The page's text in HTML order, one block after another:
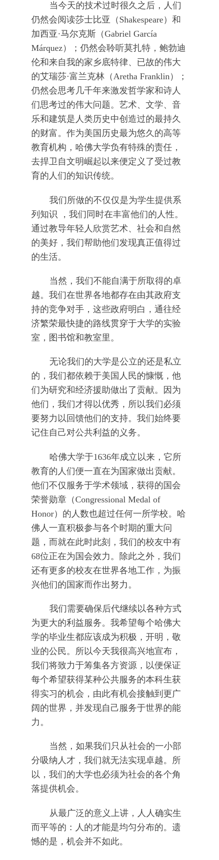
当今天的技术过时很久之后，人们
仍然会阅读莎士比亚（Shakespeare）和
加西亚·马尔克斯（Gabriel García
Márquez）；仍然会聆听莫扎特，鲍勃迪
伦和来自我的家乡底特律、已故的伟大
的艾瑞莎·富兰克林（Aretha Franklin）；
仍然会思考几千年来激发哲学家和诗人
们思考过的伟大问题。艺术、文学、音
乐和建筑是人类历史中创造过的最持久
的财富。作为美国历史最为悠久的高等
教育机构，哈佛大学负有特殊的责任，
去捍卫自文明崛起以来便定义了受过教
育的人们的知识传统。
我们所做的不仅仅是为学生提供系
列知识 ，我们同时在丰富他们的人性。
通过教导年轻人欣赏艺术、社会和自然
的美好，我们帮助他们发现真正值得过
的生活。
当然，我们不能自满于所取得的卓
越。我们在世界各地都存在由其政府支
持的竞争对手，这些政府明白，通往经
济繁荣最快捷的路线贯穿于大学的实验
室，图书馆和教室里。
无论我们的大学是公立的还是私立
的，我们都依赖于美国人民的慷慨，他
们为研究和经济援助做出了贡献。因为
他们，我们才得以优秀，所以我们必须
要努力以回馈他们的支持。我们始终要
记住自己对公共利益的义务。
哈佛大学于1636年成立以来，它所
教育的人们便一直在为国家做出贡献。
他们不仅服务于学术领域，获得的国会
荣誉勋章（Congressional Medal of
Honor）的人数也超过任何一所学校。哈
佛人一直积极参与各个时期的重大问
题，而就在此时此刻，我们的校友中有
68位正在为国会效力。除此之外，我们
还有更多的校友在世界各地工作，为振
兴他们的国家而作出努力。
我们需要确保后代继续以各种方式
为更大的利益服务。我希望每个哈佛大
学的毕业生都应该成为积极，开明，敬
业的公民。所以今天我很高兴地宣布，
我们将致力于筹集各方资源，以便保证
每个希望获得某种公共服务的本科生获
得实习的机会，由此有机会接触到更广
阔的世界，并发现自己服务于世界的能
力。
当然，如果我们只从社会的一小部
分吸纳人才，我们就无法实现卓越。所
以，我们的大学也必须为社会的各个角
落提供机会。
从最广泛的意义上讲，人人确实生
而平等的：人的才能是均匀分布的。遗
憾的是，机会并不如此。